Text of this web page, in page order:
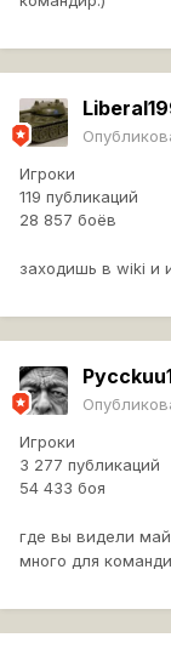
Игроки
119 публикаций
28 857 боёв
заходишь в wiki и
Игроки
3 277 публикаций
54 433 боя
где вы видели
много для